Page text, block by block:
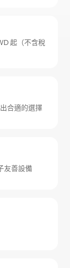
起（不含稅
合適的選擇
友善設備